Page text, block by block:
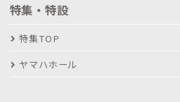
特集・特設
特集TOP
ヤマハホール